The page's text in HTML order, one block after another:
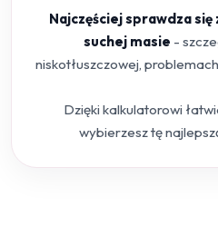
Najczęściej sprawdza
suchej masie -
niskotłuszczowej,
Dzięki kalkulatorowi
wybierzesz tę